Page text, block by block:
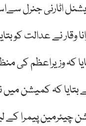
اٹارنی جنرل
رانا وقار نے
کہ وزیراعظم
بتایا کہ کمیشن
چیئرمین پیمرا